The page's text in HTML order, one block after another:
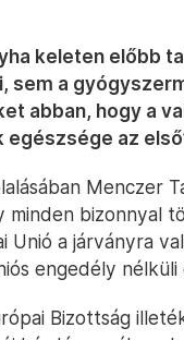
keleten előbb
sem a
abban, hogy a
egészsége az
Menczer
minden bizonnyal
Unió a járványra
engedély
Bizottság